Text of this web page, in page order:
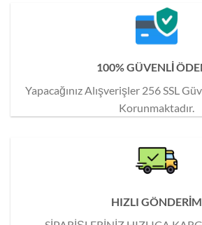
100% GÜVENLİ
Yapacağınız Alışverişler 256 SSL
Korunmaktadır.
HIZLI GÖNDERİM